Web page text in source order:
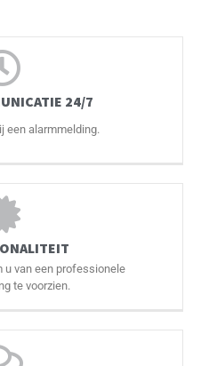
24/7
een alarmmelding.
u van een professionele
te voorzien.